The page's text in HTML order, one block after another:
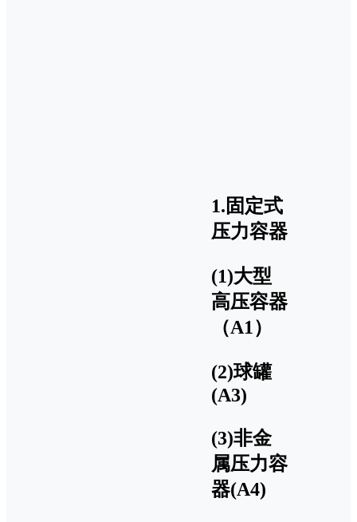
1.固定式
压力容器
(1)大型
高压容器
（A1）
(2)球罐
(A3)
(3)非金
属压力容
器(A4)